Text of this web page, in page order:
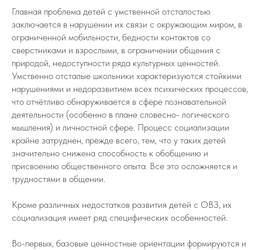
Главная проблема детей с умственной отсталостью
заключается в нарушении их связи с окружающим миром, в
ограниченной мобильности, бедности контактов со
сверстниками и взрослыми, в ограничении общения с
природой, недоступности ряда культурных ценностей.
Умственно отсталые школьники характеризуются стойкими
нарушениями и недоразвитием всех психических процессов,
что отчётливо обнаруживается в сфере познавательной
деятельности (особенно в плане словесно- логического
мышления) и личностной сфере. Процесс социализации
крайне затруднен, прежде всего, тем, что у таких детей
значительно снижена способность к обобщению и
присвоению общественного опыта. Все это осложняется и
трудностями в общении.
Кроме различных недостатков развития детей с ОВЗ, их
социализация имеет ряд специфических особенностей.
Во-первых, базовые ценностные ориентации формируются и